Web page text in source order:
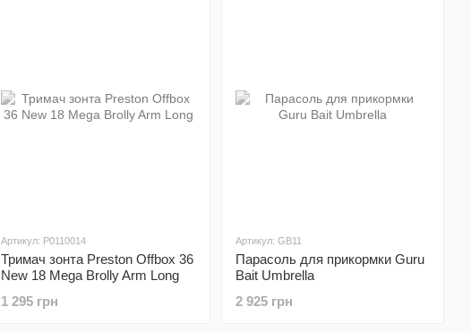
Артикул: P0110014
Тримач зонта Preston Offbox 36
New 18 Mega Brolly Arm Long
1 295 грн
Артикул: GB11
Парасоль для прикормки Guru
Bait Umbrella
2 925 грн